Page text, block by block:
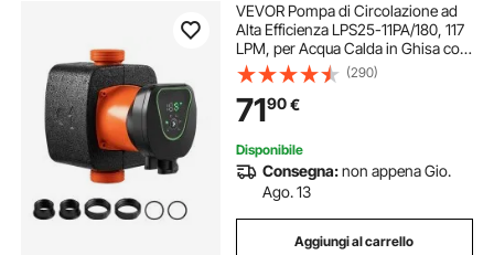
VEVOR Pompa di Circolazione ad
Alta Efficienza LPS25-11PA/180, 117
LPM, per Acqua Calda in Ghisa con
Prevalenza Massima di 11 M,
Attacco Filettato, per Impianto di
Riscaldamento
(290)
7190€
Disponibile
Consegna:non appena Gio.
Ago. 13
Aggiungi al carrello